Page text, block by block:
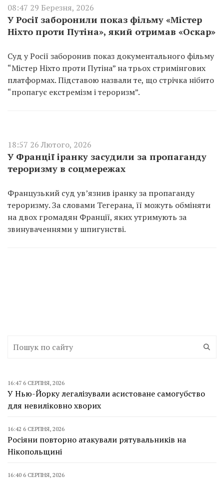
08:47 29 Березня, 2026
У Росії заборонили показ фільму «Містер
Ніхто проти Путіна», який отримав «Оскар»
Суд у Росії заборонив показ документального фільму
“Містер Ніхто проти Путіна” на трьох стримінгових
платформах. Підставою назвали те, що стрічка нібито
“пропагує екстремізм і тероризм”.
18:57 26 Лютого, 2026
У Франції іранку засудили за пропаганду
тероризму в соцмережах
Французький суд ув’язнив іранку за пропаганду
тероризму. За словами Тегерана, її можуть обміняти
на двох громадян Франції, яких утримують за
звинуваченнями у шпигунстві.
16:47 6 СЕРПНЯ, 2026
У Нью-Йорку легалізували асистоване самогубство
для невиліковно хворих
16:42 6 СЕРПНЯ, 2026
Росіяни повторно атакували рятувальників на
Нікопольщині
16:40 6 СЕРПНЯ, 2026